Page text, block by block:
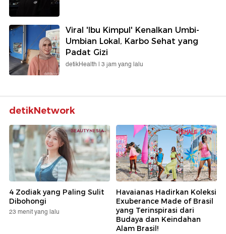
Viral 'Ibu Kimpul' Kenalkan Umbi-
Umbian Lokal, Karbo Sehat yang
Padat Gizi
detikHealth | 3 jam yang lalu
detikNetwork
4 Zodiak yang Paling Sulit
Dibohongi
23 menit yang lalu
Havaianas Hadirkan Koleksi
Exuberance Made of Brasil
yang Terinspirasi dari
Budaya dan Keindahan
Alam Brasil!